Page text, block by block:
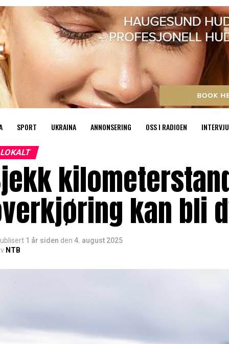
SPORT UKRAINA ANNONSERING OSS I RADIOEN INTERVJU
kan bli
1 år siden den 4. august 2025
NTB